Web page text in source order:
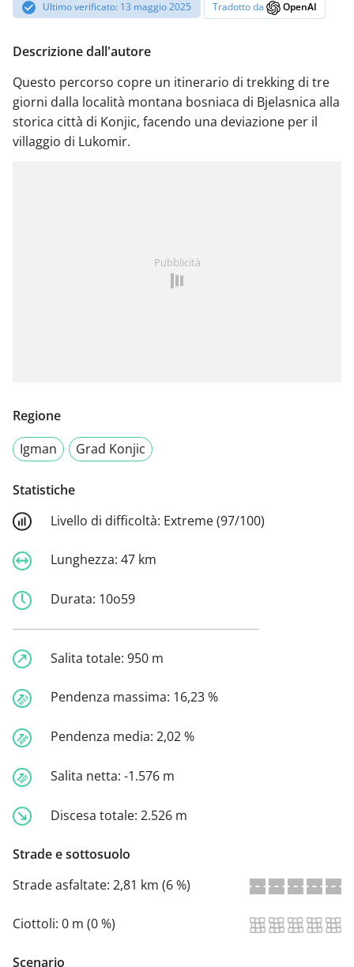
Ultimo verificato: 13 maggio 2025 Tradotto da OpenAI
Descrizione dall'autore
Questo percorso copre un itinerario di trekking di tre
giorni dalla località montana bosniaca di Bjelasnica alla
storica città di Konjic, facendo una deviazione per il
villaggio di Lukomir.
Pubblicità
Regione
Igman
Grad Konjic
Statistiche
Livello di difficoltà: Extreme (97/100)
Lunghezza: 47 km
Durata: 10o59
Salita totale: 950 m
Pendenza massima: 16,23 %
Pendenza media: 2,02 %
Salita netta: -1.576 m
Discesa totale: 2.526 m
Strade e sottosuolo
Strade asfaltate: 2,81 km (6 %)
Ciottoli: 0 m (0 %)
Scenario